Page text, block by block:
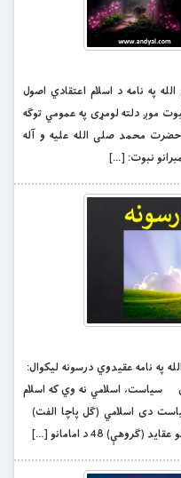
په نامه د اسلام اعتقادي اصول
موږ دلته لومړی په عمومي توګه
حضرت محمد صلی الله علیه و آله
نبوت: […]
په نامه عقیدوي درسونه لیکوال:
اسلامي نه وي که اسلام
دی اسلامي (ګل پاچا الفت)